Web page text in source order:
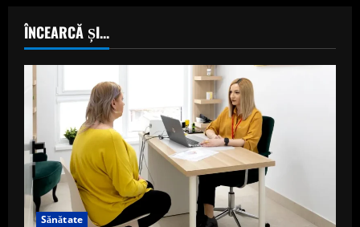
ÎNCEARCĂ ȘI...
Sănătate